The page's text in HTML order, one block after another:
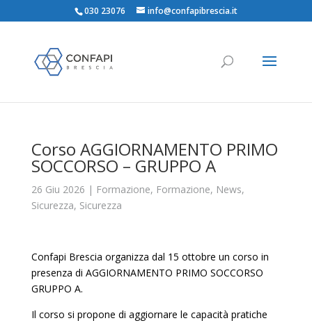
030 23076 info@confapibrescia.it
Corso AGGIORNAMENTO PRIMO
SOCCORSO – GRUPPO A
26 Giu 2026 | Formazione, Formazione, News,
Sicurezza, Sicurezza
Confapi Brescia organizza dal 15 ottobre un corso in
presenza di AGGIORNAMENTO PRIMO SOCCORSO
GRUPPO A.
Il corso si propone di aggiornare le capacità pratiche